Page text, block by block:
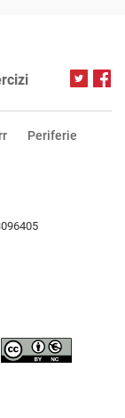
Periferie